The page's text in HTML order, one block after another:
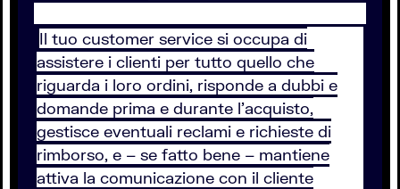
Il tuo customer service si occupa di
assistere i clienti per tutto quello che
riguarda i loro ordini, risponde a dubbi e
domande prima e durante l’acquisto,
gestisce eventuali reclami e richieste di
rimborso, e – se fatto bene – mantiene
attiva la comunicazione con il cliente